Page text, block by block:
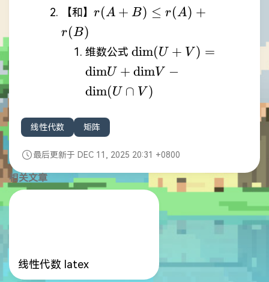
【和】 r(A+B)\leq
r(A + B) ≤ r(A) +
r(B)
维数公式 \mathrm{dim}
\mathrm{dim}(U\cap
dim(U + V ) =
dimU + dimV −
dim(U ∩ V )
线性代数 矩阵
最后更新于 DEC 11, 2025 20:31 +0800
相关文章
线性代数 latex